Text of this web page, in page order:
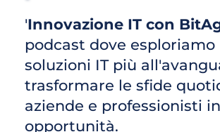
'Innovazione IT con
podcast dove esploriamo
soluzioni IT più
trasformare le sfide
aziende e professionisti in
opportunità.